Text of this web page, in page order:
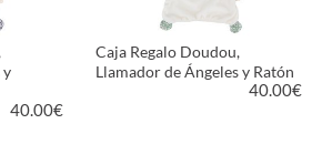
y
40.00€
Caja Regalo Doudou,
Llamador de Ángeles y Ratón
40.00€